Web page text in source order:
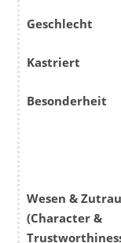
Geschlecht
Kastriert
Besonderheit
Wesen &
(Character &